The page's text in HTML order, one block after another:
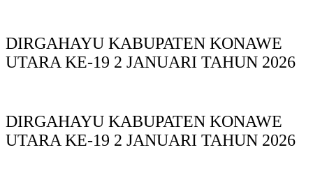
DIRGAHAYU KABUPATEN KONAWE
UTARA KE-19 2 JANUARI TAHUN 2026
DIRGAHAYU KABUPATEN KONAWE
UTARA KE-19 2 JANUARI TAHUN 2026